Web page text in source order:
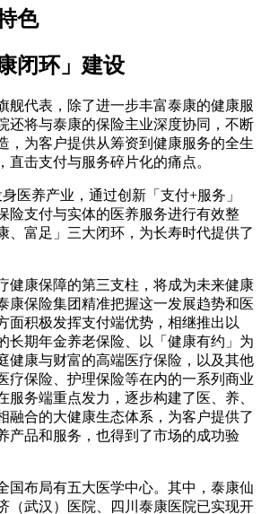
色
闭环」建设
舰代表，除了进一步丰富泰康的健康服
还将与泰康的保险主业深度协同，不断
，为客户提供从筹资到健康服务的全生
直击支付与服务碎片化的痛点。
医养产业，通过创新「支付+服务」
险支付与实体的医养服务进行有效整
、富足」三大闭环，为长寿时代提供了
健康保障的第三支柱，将成为未来健康
康保险集团精准把握这一发展趋势和医
面积极发挥支付端优势，相继推出以
长期年金养老保险、以「健康有约」为
健康与财富的高端医疗保险，以及其他
疗保险、护理保险等在内的一系列商业
服务端重点发力，逐步构建了医、养、
融合的大健康生态体系，为客户提供了
产品和服务，也得到了市场的成功验
国布局有五大医学中心。其中，泰康仙
（武汉）医院、四川泰康医院已实现开